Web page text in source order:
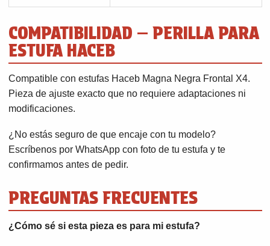
COMPATIBILIDAD — PERILLA PARA
ESTUFA HACEB
Compatible con estufas Haceb Magna Negra Frontal X4.
Pieza de ajuste exacto que no requiere adaptaciones ni
modificaciones.
¿No estás seguro de que encaje con tu modelo?
Escríbenos por WhatsApp con foto de tu estufa y te
confirmamos antes de pedir.
PREGUNTAS FRECUENTES
¿Cómo sé si esta pieza es para mi estufa?